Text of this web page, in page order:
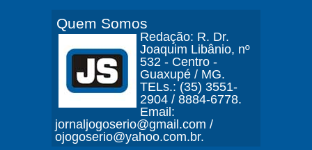
Quem Somos
Redação: R. Dr.
Joaquim Libânio, nº
532 - Centro -
Guaxupé / MG.
TELs.: (35) 3551-
2904 / 8884-6778.
Email:
jornaljogoserio@gmail.com /
ojogoserio@yahoo.com.br.